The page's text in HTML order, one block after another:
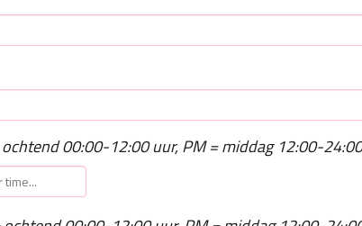
00:00-12:00 uur, PM = middag 12:00-